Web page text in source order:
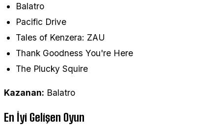
Balatro
Pacific Drive
Tales of Kenzera: ZAU
Thank Goodness You're Here
The Plucky Squire
Kazanan: Balatro
En İyi Gelişen Oyun